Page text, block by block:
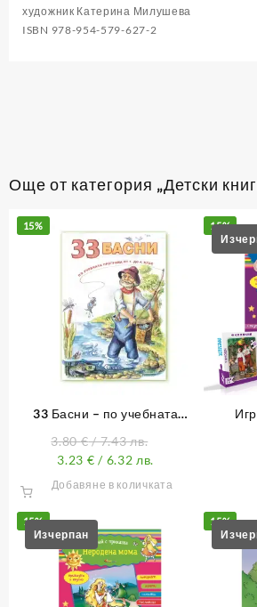
художник Катерина Милушева
ISBN 978-954-579-627-2
Още от категория „Детски
15%
33 Басни – по учебната
3.80€/ 7.43 лв.
3.23 € / 6.32 лв.
Добавяне в количката
15%
15% 15%